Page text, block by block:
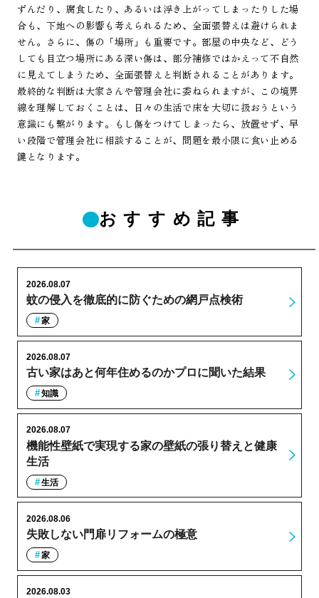
ずんだり、腐食したり、あるいは浮き上がってしまったりした場
合も、下地への影響も考えられるため、全面張替えは避けられま
せん。さらに、傷の「場所」も重要です。部屋の中央など、どう
しても目立つ場所にある深い傷は、部分補修ではかえって不自然
に見えてしまうため、全面張替えと判断されることがあります。
最終的な判断は大家さんや管理会社に委ねられますが、この境界
線を理解しておくことは、日々の生活で床を大切に扱おうという
意識にも繋がります。もし傷をつけてしまったら、放置せず、早
い段階で管理会社に相談することが、問題を最小限に食い止める
鍵となります。
おすすめ記事
蚊の侵入を徹底的に防ぐための網戸点検術
2026.08.07
家
古い家はあと何年住めるのかプロに聞いた結果
2026.08.07
知識
機能性壁紙で実現する家の壁紙の張り替えと健康
生活
2026.08.07
生活
失敗しない門扉リフォームの極意
2026.08.06
家
2026.08.03